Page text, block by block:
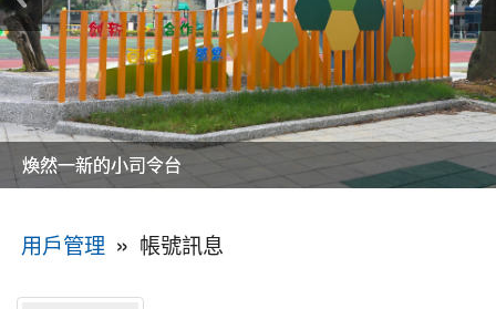
美麗的操場是我們活力的來源
美麗的操場是我們活力的來源
煥然一新的小司令台
煥然一新的小司令台
富含桃園埤塘田園風光意象的中廊
富含桃園埤塘田園風光意象的中廊
嶄新的中庭廣場
嶄新的中庭廣場
水生池生生不息
水生池生生不息
用戶管理 » 帳號訊息